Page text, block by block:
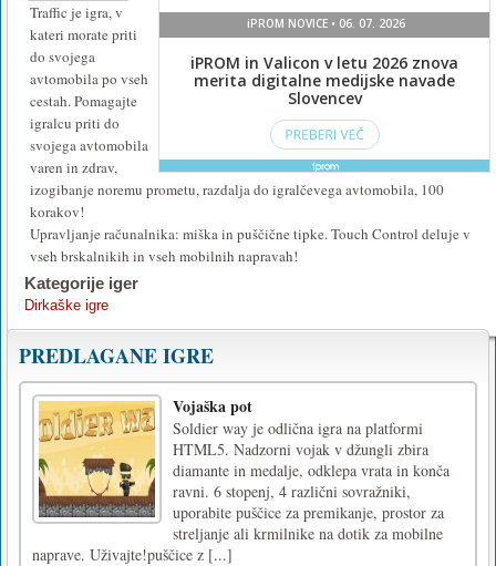
Traffic je igra, v
kateri morate priti
do svojega
avtomobila po vseh
cestah. Pomagajte
igralcu priti do
svojega avtomobila
varen in zdrav,
izogibanje noremu prometu, razdalja do igralčevega avtomobila, 100
korakov!
Upravljanje računalnika: miška in puščične tipke. Touch Control deluje v
vseh brskalnikih in vseh mobilnih napravah!
Kategorije iger
Dirkaške igre
PREDLAGANE IGRE
Vojaška pot
Soldier way je odlična igra na platformi
HTML5. Nadzorni vojak v džungli zbira
diamante in medalje, odklepa vrata in konča
ravni. 6 stopenj, 4 različni sovražniki,
uporabite puščice za premikanje, prostor za
streljanje ali krmilnike na dotik za mobilne
naprave. Uživajte!puščice z [...]